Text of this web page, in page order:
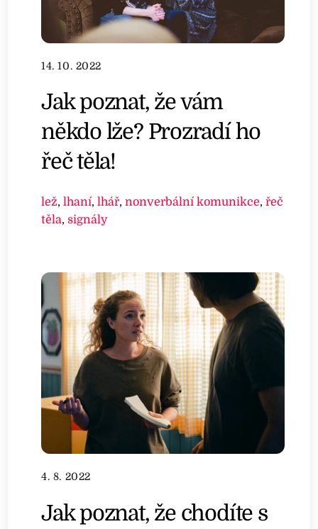
14. 10. 2022
Jak poznat, že vám
někdo lže? Prozradí ho
řeč těla!
lež,lhaní,lhář,nonverbální komunikce,řeč
těla,signály
4. 8. 2022
Jak poznat, že chodíte s